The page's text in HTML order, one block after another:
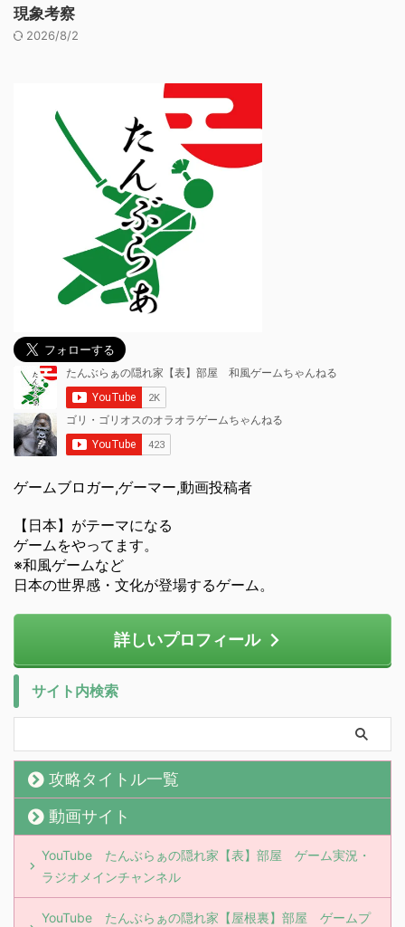
現象考察
2026/8/2
ゲームブロガー,ゲーマー,動画投稿者
【日本】がテーマになる
ゲームをやってます。
※和風ゲームなど
日本の世界感・文化が登場するゲーム。
詳しいプロフィール
サイト内検索
攻略タイトル一覧
動画サイト
YouTube たんぶらぁの隠れ家【表】部屋 ゲーム実況・
ラジオメインチャンネル
YouTube たんぶらぁの隠れ家【屋根裏】部屋 ゲームプ